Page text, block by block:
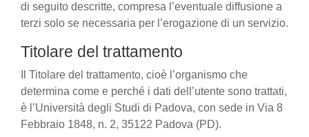
di seguito descritte, compresa l’eventuale diffusione a
terzi solo se necessaria per l’erogazione di un servizio.
Titolare del trattamento
Il Titolare del trattamento, cioè l’organismo che
determina come e perché i dati dell’utente sono trattati,
è l’Università degli Studi di Padova, con sede in Via 8
Febbraio 1848, n. 2, 35122 Padova (PD).